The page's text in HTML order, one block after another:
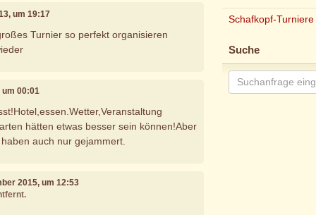
um 19:17
Turnier so perfekt organisieren
um 00:01
hätten etwas besser sein können!Aber
auch nur gejammert.
2015, um 12:53
Schafkopf-Turniere
Suche